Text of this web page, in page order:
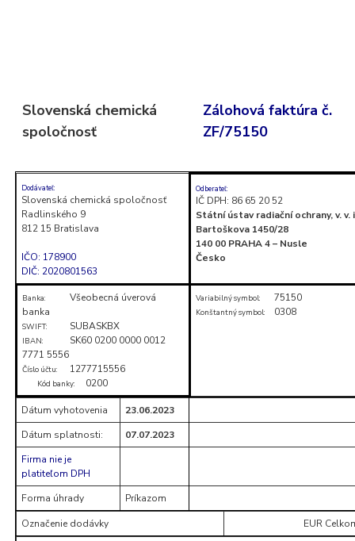
Enter)Slovenská chemická
spoločnosť
Zálohová faktúra č.
ZF/75150
Dodávateľ:
Slovenská chemická spoločnosť
Radlinského 9
812 15 Bratislava
IČO: 178900
DIČ: 2020801563
Odberateľ:
IČ DPH: 86 65 20 52
Státní ústav radiační ochrany, v. v.
Bartoškova 1450/28
140 00 PRAHA 4 – Nusle
Česko
Banka:
Všeobecná úverová
banka
SWIFT: SUBASKBX
IBAN:
SK60 0200 0000 0012
7771 5556
Číslo účtu: 1277715556
Kód banky: 0200
Variabilný symbol: 75150
Konštantný symbol: 0308
Dátum vyhotovenia
23.06.2023
Dátum splatnosti:
07.07.2023
Firma nie je
platiteľom DPH
Forma úhrady
Príkazom
Označenie dodávky
EUR